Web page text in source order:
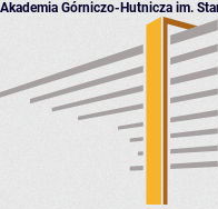
Akademia Górniczo-Hutnicza im.